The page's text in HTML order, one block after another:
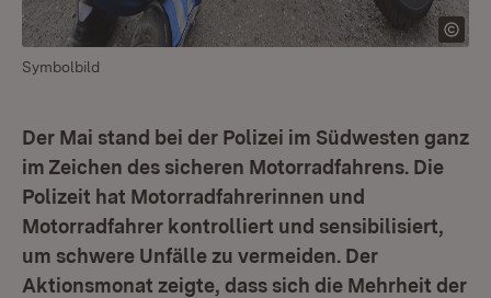
Symbolbild
Der Mai stand bei der Polizei im Südwesten ganz
im Zeichen des sicheren Motorradfahrens. Die
Polizeit hat Motorradfahrerinnen und
Motorradfahrer kontrolliert und sensibilisiert,
um schwere Unfälle zu vermeiden. Der
Aktionsmonat zeigte, dass sich die Mehrheit der